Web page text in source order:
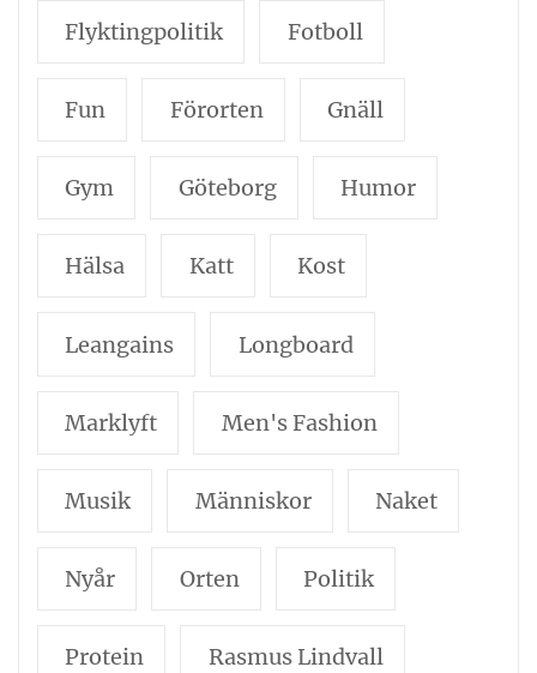
Flyktingpolitik Fotboll
Fun Förorten Gnäll
Gym Göteborg Humor
Hälsa Katt Kost
Leangains Longboard
Marklyft Men's Fashion
Musik Människor Naket
Nyår Orten Politik
Protein Rasmus Lindvall